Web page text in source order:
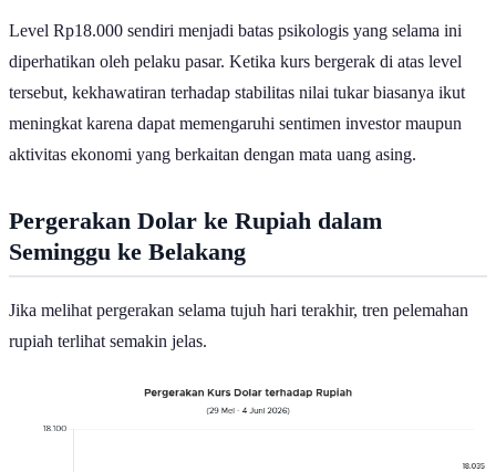
Level Rp18.000 sendiri menjadi batas psikologis yang selama ini
diperhatikan oleh pelaku pasar. Ketika kurs bergerak di atas level
tersebut, kekhawatiran terhadap stabilitas nilai tukar biasanya ikut
meningkat karena dapat memengaruhi sentimen investor maupun
aktivitas ekonomi yang berkaitan dengan mata uang asing.
Pergerakan Dolar ke Rupiah dalam
Seminggu ke Belakang
Jika melihat pergerakan selama tujuh hari terakhir, tren pelemahan
rupiah terlihat semakin jelas.